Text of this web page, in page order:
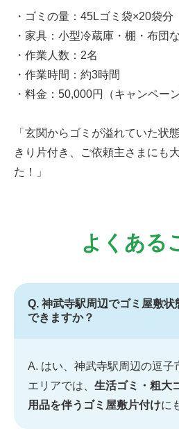
・ゴミの量：45Lゴミ袋×20袋分
・家具：小型冷蔵庫・棚・布団
・作業人数：2名
・作業時間：約3時間
・料金：50,000円（キャンペー
「玄関からゴミが溢れていた状
きり片付き、ご依頼主さまにも
た！」
よくある
Q. 神武寺駅周辺でゴミ屋敷
できますか？
A. はい、神武寺駅周辺の逗子
エリアでは、 生活ゴミ・粗大
用品を伴うゴミ屋敷片付けに